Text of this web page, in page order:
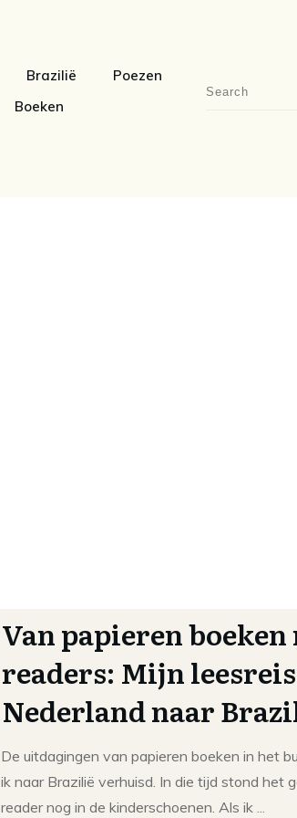
Brazilië
Poezen
Boeken
Van papieren boeken
readers: Mijn
Nederland naar
De uitdagingen van papieren boeken in het
ik naar Brazilië verhuisd. In die tijd stond het
reader nog in de kinderschoenen. Als ik ...